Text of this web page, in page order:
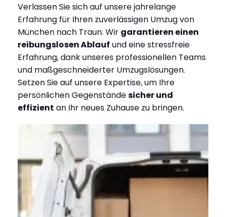
Verlassen Sie sich auf unsere jahrelange
Erfahrung für Ihren zuverlässigen Umzug von
München nach Traun. Wir garantieren einen
reibungslosen Ablauf und eine stressfreie
Erfahrung, dank unseres professionellen Teams
und maßgeschneiderter Umzugslösungen.
Setzen Sie auf unsere Expertise, um Ihre
persönlichen Gegenständesicher und
effizient an Ihr neues Zuhause zu bringen.